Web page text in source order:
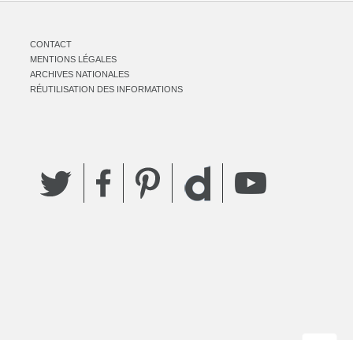
CONTACT
MENTIONS LÉGALES
ARCHIVES NATIONALES
RÉUTILISATION DES INFORMATIONS